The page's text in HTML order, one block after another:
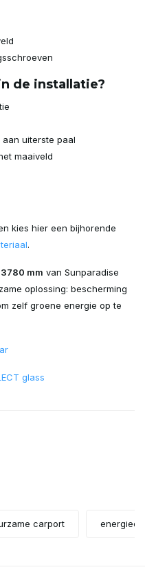
de installatie?
uiterste paal
maaiveld
kies hier een bijhorende
.
mm van Sunparadise
oplossing: bescherming
zelf groene energie op te
glass
carport